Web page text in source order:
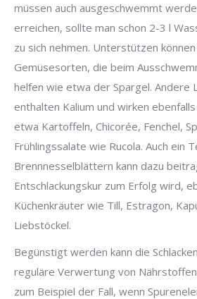
müssen auch ausgeschwemmt
erreichen, sollte man schon 2-3 l
zu sich nehmen. Unterstützen
Gemüsesorten, die beim
helfen wie etwa der Spargel. Andere
enthalten Kalium und wirken
etwa Kartoffeln, Chicorée, Fenchel,
Frühlingssalate wie Rucola. Auch ein
Brennnesselblättern kann dazu
Entschlackungskur zum Erfolg wird,
Küchenkräuter wie Till, Estragon,
Liebstöckel.
Begünstigt werden kann die
reguläre Verwertung von
zum Beispiel der Fall, wenn